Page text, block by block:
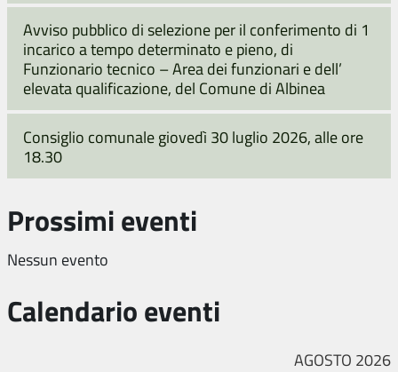
Avviso pubblico di selezione per il conferimento di 1
incarico a tempo determinato e pieno, di
Funzionario tecnico – Area dei funzionari e dell’
elevata qualificazione, del Comune di Albinea
Consiglio comunale giovedì 30 luglio 2026, alle ore
18.30
Prossimi eventi
Nessun evento
Calendario eventi
AGOSTO 2026